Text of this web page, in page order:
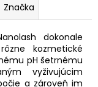
Značka
dokonale
kozmetické
pH šetrnému
vyživujúcim
a zároveň im